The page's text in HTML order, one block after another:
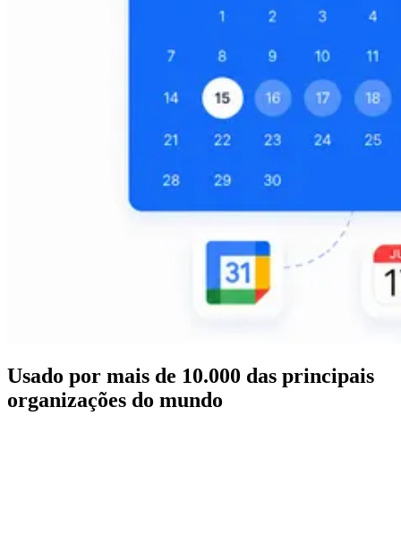
Usado por mais de 10.000 das principais
organizações do mundo